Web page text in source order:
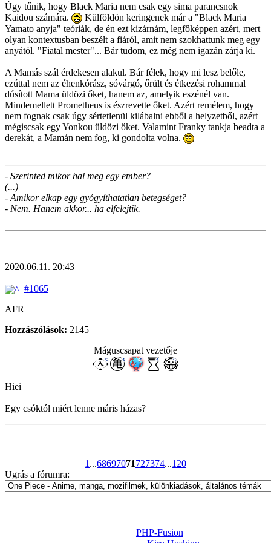
Úgy tűnik, hogy Black Maria nem csak egy sima parancsnok
Kaidou számára.
Külföldön keringenek már a "Black Maria
Yamato anyja" teóriák, de én ezt kizárnám, legfőképpen azért, mert
olyan kontextusban beszélt a fiáról, amit nem szokhattunk meg egy
anyától. "Fiatal mester"... Bár tudom, ez még nem igazán zárja ki.
A Mamás szál érdekesen alakul. Bár félek, hogy mi lesz belőle,
ezúttal nem az éhenkórász, sóvárgó, őrült és étkezési rohammal
dúsított Mama üldözi őket, hanem az, amelyik eszénél van.
Mindemellett Prometheus is észrevette őket. Azért remélem, hogy
nem fognak csak úgy sértetlenül kilábalni ebből a helyzetből, azért
mégiscsak egy Yonkou üldözi őket. Valamint Franky tankja beadta a
derekát, a Mamán nem fog, ki gondolta volna.
- Szerinted mikor hal meg egy ember?
(...)
- Amikor elkap egy gyógyíthatatlan betegséget?
- Nem. Hanem akkor... ha elfelejtik.
2020.06.11. 20:43
#1065
AFR
Hozzászólások: 2145
Máguscsapat vezetője
Hiei
Egy csóktól miért lenne máris házas?
1 ...68697071727374...120
Ugrás a fórumra:
PHP-Fusion